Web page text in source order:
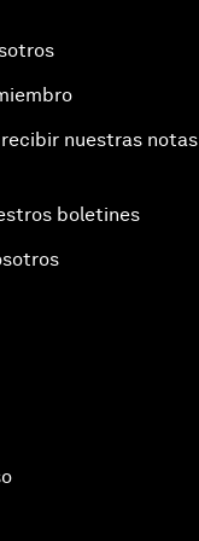
nuestras notas
boletines